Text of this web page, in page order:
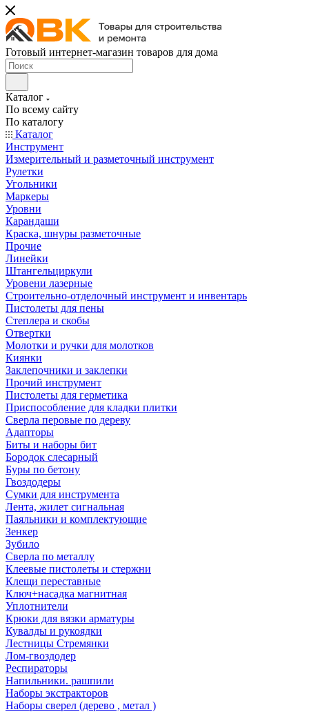
Готовый интернет-магазин товаров для дома
Каталог
По всему сайту
По каталогу
Каталог
Инструмент
Измерительный и разметочный инструмент
Рулетки
Угольники
Маркеры
Уровни
Карандаши
Краска, шнуры разметочные
Прочие
Линейки
Штангельциркули
Уровени лазерные
Строительно-отделочный инструмент и инвентарь
Пистолеты для пены
Степлера и скобы
Отвертки
Молотки и ручки для молотков
Киянки
Заклепочники и заклепки
Прочий инструмент
Пистолеты для герметика
Приспособление для кладки плитки
Сверла перовые по дереву
Адапторы
Биты и наборы бит
Бородок слесарный
Буры по бетону
Гвоздодеры
Сумки для инструмента
Лента, жилет сигнальная
Паяльники и комплектующие
Зенкер
Зубило
Сверла по металлу
Клеевые пистолеты и стержни
Клещи переставные
Ключ+насадка магнитная
Уплотнители
Крюки для вязки арматуры
Кувалды и рукоядки
Лестницы Стремянки
Лом-гвоздодер
Респираторы
Напильники. рашпили
Наборы экстракторов
Наборы сверел (дерево , метал )